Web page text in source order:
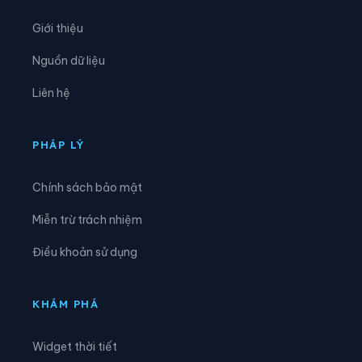
Phường Gia Định
Phường Long Bình
Giới thiệu
Nguồn dữ liệu
Liên hệ
PHÁP LÝ
Chính sách bảo mật
Miễn trừ trách nhiệm
Điều khoản sử dụng
KHÁM PHÁ
Widget thời tiết